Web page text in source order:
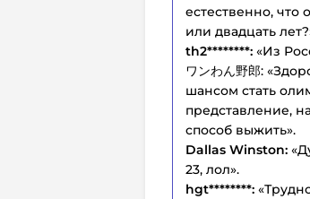
естественно, что
или двадцать
th2********: «Из
ワンわん野郎:
шансом стать
представление,
способ выжить».
Dallas Winston:
23, лол».
hgt********: